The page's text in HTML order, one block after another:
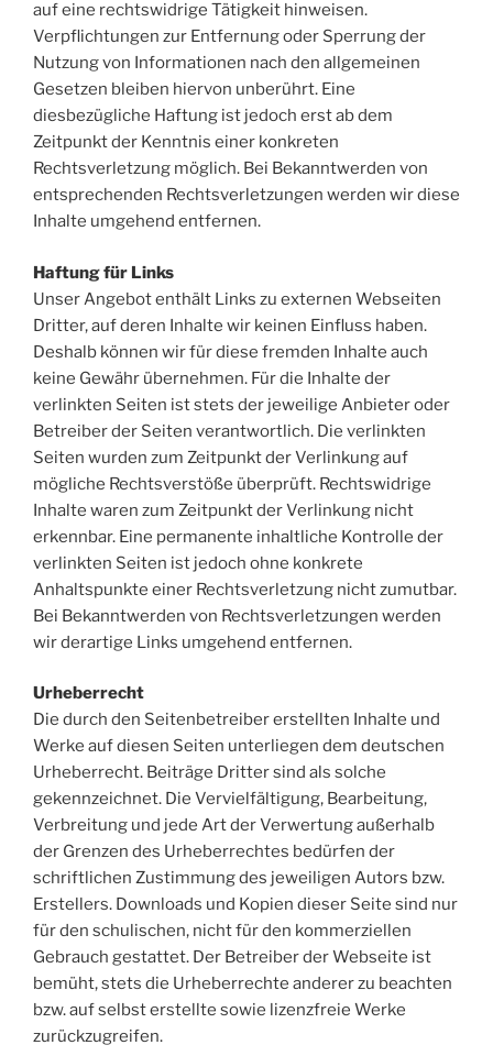
auf eine rechtswidrige Tätigkeit hinweisen.
Verpflichtungen zur Entfernung oder Sperrung der
Nutzung von Informationen nach den allgemeinen
Gesetzen bleiben hiervon unberührt. Eine
diesbezügliche Haftung ist jedoch erst ab dem
Zeitpunkt der Kenntnis einer konkreten
Rechtsverletzung möglich. Bei Bekanntwerden von
entsprechenden Rechtsverletzungen werden wir diese
Inhalte umgehend entfernen.
Haftung für Links
Unser Angebot enthält Links zu externen Webseiten
Dritter, auf deren Inhalte wir keinen Einfluss haben.
Deshalb können wir für diese fremden Inhalte auch
keine Gewähr übernehmen. Für die Inhalte der
verlinkten Seiten ist stets der jeweilige Anbieter oder
Betreiber der Seiten verantwortlich. Die verlinkten
Seiten wurden zum Zeitpunkt der Verlinkung auf
mögliche Rechtsverstöße überprüft. Rechtswidrige
Inhalte waren zum Zeitpunkt der Verlinkung nicht
erkennbar. Eine permanente inhaltliche Kontrolle der
verlinkten Seiten ist jedoch ohne konkrete
Anhaltspunkte einer Rechtsverletzung nicht zumutbar.
Bei Bekanntwerden von Rechtsverletzungen werden
wir derartige Links umgehend entfernen.
Urheberrecht
Die durch den Seitenbetreiber erstellten Inhalte und
Werke auf diesen Seiten unterliegen dem deutschen
Urheberrecht. Beiträge Dritter sind als solche
gekennzeichnet. Die Vervielfältigung, Bearbeitung,
Verbreitung und jede Art der Verwertung außerhalb
der Grenzen des Urheberrechtes bedürfen der
schriftlichen Zustimmung des jeweiligen Autors bzw.
Erstellers. Downloads und Kopien dieser Seite sind nur
für den schulischen, nicht für den kommerziellen
Gebrauch gestattet. Der Betreiber der Webseite ist
bemüht, stets die Urheberrechte anderer zu beachten
bzw. auf selbst erstellte sowie lizenzfreie Werke
zurückzugreifen.